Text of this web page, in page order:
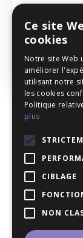
à se
éprouvé
avons
© 2026 -
Ce site
cookies
Notre site Web
améliorer
utilisant notre
les cookies
Politique
plus
CIBLAGE
NON